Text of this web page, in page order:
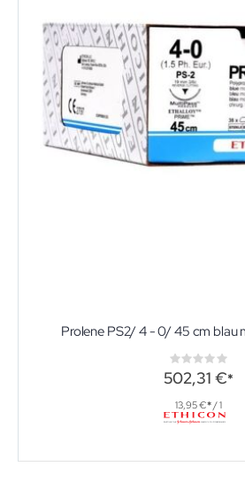
Prolene PS2/ 4 - 0/ 45 cm blau
Rating:
0%
502,31 €
13,95 € / 1